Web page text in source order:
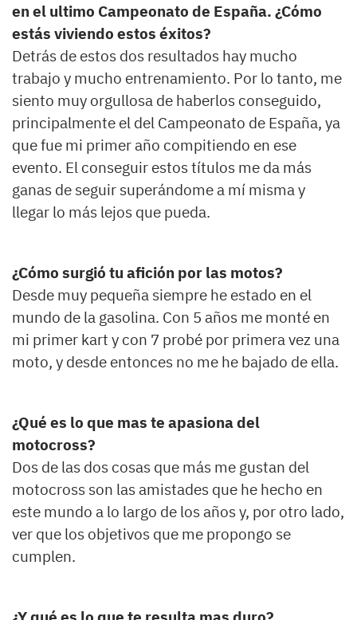
en el ultimo Campeonato de España. ¿Cómo
estás viviendo estos éxitos?
Detrás de estos dos resultados hay mucho
trabajo y mucho entrenamiento. Por lo tanto, me
siento muy orgullosa de haberlos conseguido,
principalmente el del Campeonato de España, ya
que fue mi primer año compitiendo en ese
evento. El conseguir estos títulos me da más
ganas de seguir superándome a mí misma y
llegar lo más lejos que pueda.
¿Cómo surgió tu afición por las motos?
Desde muy pequeña siempre he estado en el
mundo de la gasolina. Con 5 años me monté en
mi primer kart y con 7 probé por primera vez una
moto, y desde entonces no me he bajado de ella.
¿Qué es lo que mas te apasiona del
motocross?
Dos de las dos cosas que más me gustan del
motocross son las amistades que he hecho en
este mundo a lo largo de los años y, por otro lado,
ver que los objetivos que me propongo se
cumplen.